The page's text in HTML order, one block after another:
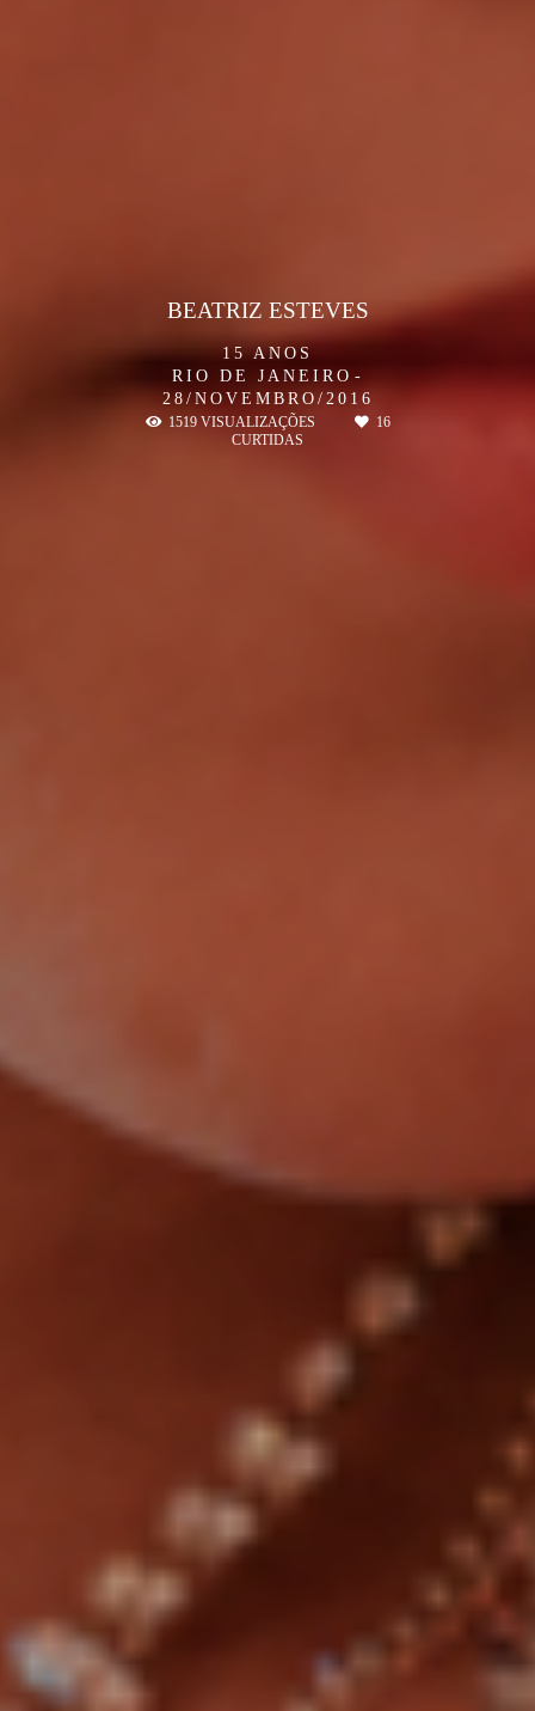
15 ANOS
RIO DE JANEIRO
28/NOVEMBRO/2016
BEATRIZ ESTEVES
1519VISUALIZAÇÕES
16
CURTIDAS